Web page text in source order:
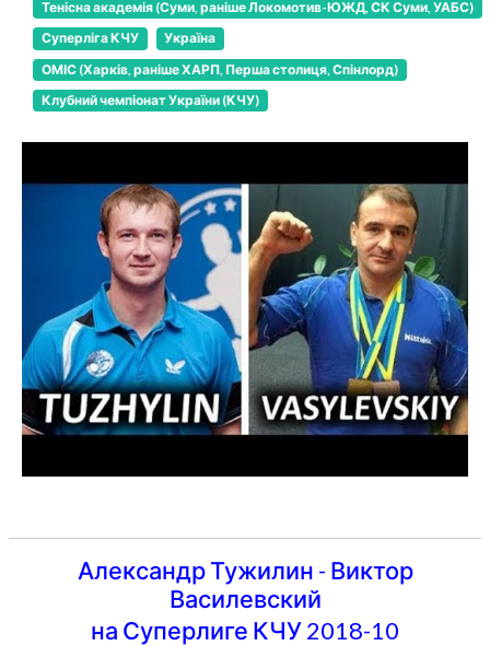
Тенісна академія (Суми, раніше Локомотив-ЮЖД, СК Суми, УАБС)
Суперліга КЧУ
Україна
ОМІС (Харків, раніше ХАРП, Перша столиця, Спінлорд)
Клубний чемпіонат України (КЧУ)
Александр Тужилин - Виктор
Василевский
на Суперлиге КЧУ 2018-10